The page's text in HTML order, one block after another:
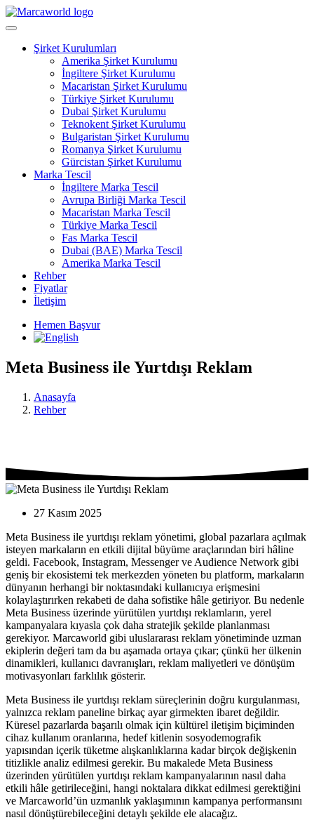
Şirket Kurulumları
Amerika Şirket Kurulumu
İngiltere Şirket Kurulumu
Macaristan Şirket Kurulumu
Türkiye Şirket Kurulumu
Dubai Şirket Kurulumu
Teknokent Şirket Kurulumu
Bulgaristan Şirket Kurulumu
Romanya Şirket Kurulumu
Gürcistan Şirket Kurulumu
Marka Tescil
İngiltere Marka Tescil
Avrupa Birliği Marka Tescil
Macaristan Marka Tescil
Türkiye Marka Tescil
Fas Marka Tescil
Dubai (BAE) Marka Tescil
Amerika Marka Tescil
Rehber
Fiyatlar
İletişim
Hemen Başvur
Meta Business ile Yurtdışı Reklam
Anasayfa
Rehber
27 Kasım 2025
Meta Business ile yurtdışı reklam yönetimi, global pazarlara açılmak
isteyen markaların en etkili dijital büyüme araçlarından biri hâline
geldi. Facebook, Instagram, Messenger ve Audience Network gibi
geniş bir ekosistemi tek merkezden yöneten bu platform, markaların
dünyanın herhangi bir noktasındaki kullanıcıya erişmesini
kolaylaştırırken rekabeti de daha sofistike hâle getiriyor. Bu nedenle
Meta Business üzerinde yürütülen yurtdışı reklamların, yerel
kampanyalara kıyasla çok daha stratejik şekilde planlanması
gerekiyor. Marcaworld gibi uluslararası reklam yönetiminde uzman
ekiplerin değeri tam da bu aşamada ortaya çıkar; çünkü her ülkenin
dinamikleri, kullanıcı davranışları, reklam maliyetleri ve dönüşüm
motivasyonları farklılık gösterir.
Meta Business ile yurtdışı reklam süreçlerinin doğru kurgulanması,
yalnızca reklam paneline birkaç ayar girmekten ibaret değildir.
Küresel pazarlarda başarılı olmak için kültürel iletişim biçiminden
cihaz kullanım oranlarına, hedef kitlenin sosyodemografik
yapısından içerik tüketme alışkanlıklarına kadar birçok değişkenin
titizlikle analiz edilmesi gerekir. Bu makalede Meta Business
üzerinden yürütülen yurtdışı reklam kampanyalarının nasıl daha
etkili hâle getirileceğini, hangi noktalara dikkat edilmesi gerektiğini
ve Marcaworld’ün uzmanlık yaklaşımının kampanya performansını
nasıl dönüştürebileceğini detaylı şekilde ele alacağız.